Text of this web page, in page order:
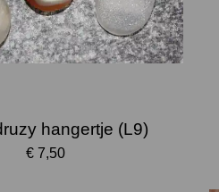
hangertje (L9)
€ 7,50